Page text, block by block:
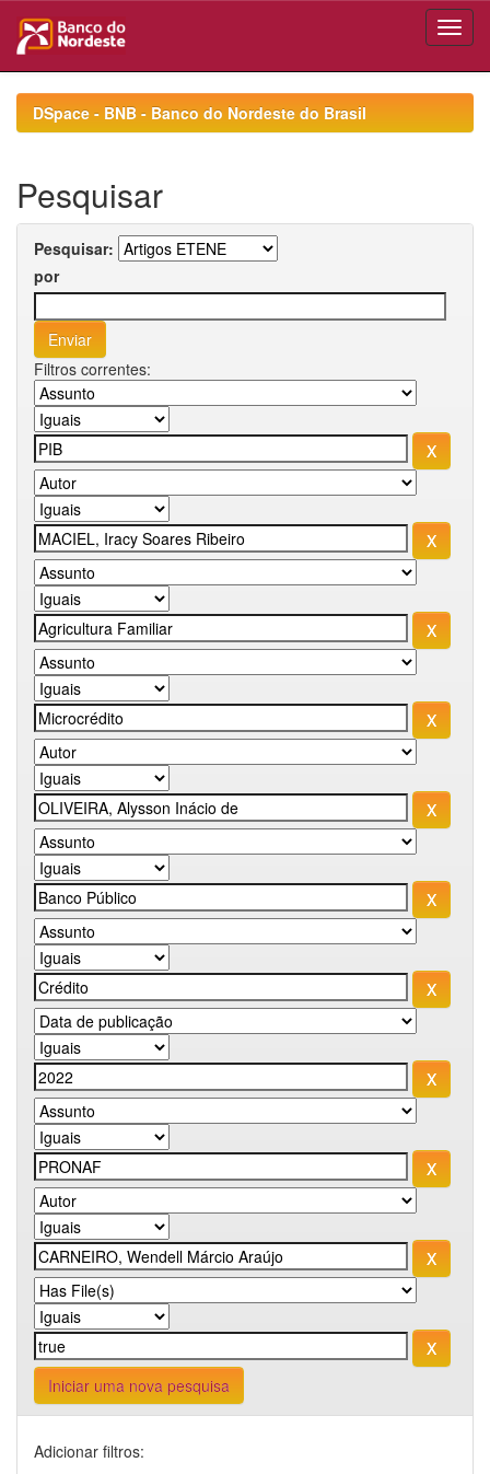
navigationDSpace - BNB - Banco do Nordeste do Brasil
Pesquisar
Pesquisar:
por
Filtros correntes:
Iniciar uma nova pesquisa
Adicionar filtros: